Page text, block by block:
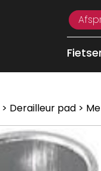
> Derailleur pad >